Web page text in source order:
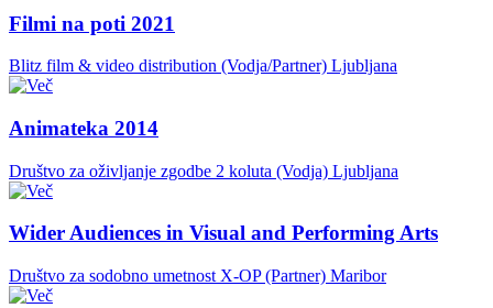
Filmi na poti 2021
Blitz film & video distribution (Vodja/Partner) Ljubljana
Animateka 2014
Društvo za oživljanje zgodbe 2 koluta (Vodja) Ljubljana
Wider Audiences in Visual and Performing Arts
Društvo za sodobno umetnost X-OP (Partner) Maribor